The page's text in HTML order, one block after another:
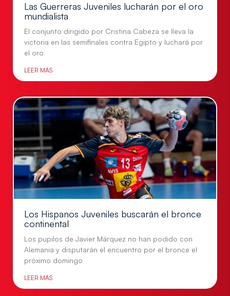
Las Guerreras Juveniles lucharán por el oro
mundialista
El conjunto dirigido por Cristina Cabeza se lleva la
victoria en las semifinales contra Egipto y luchará por
el oro
LEER MÁS
Los Hispanos Juveniles buscarán el bronce
continental
Los pupilos de Javier Márquez no han podido con
Alemania y disputarán el encuentro por el bronce el
próximo domingo
LEER MÁS